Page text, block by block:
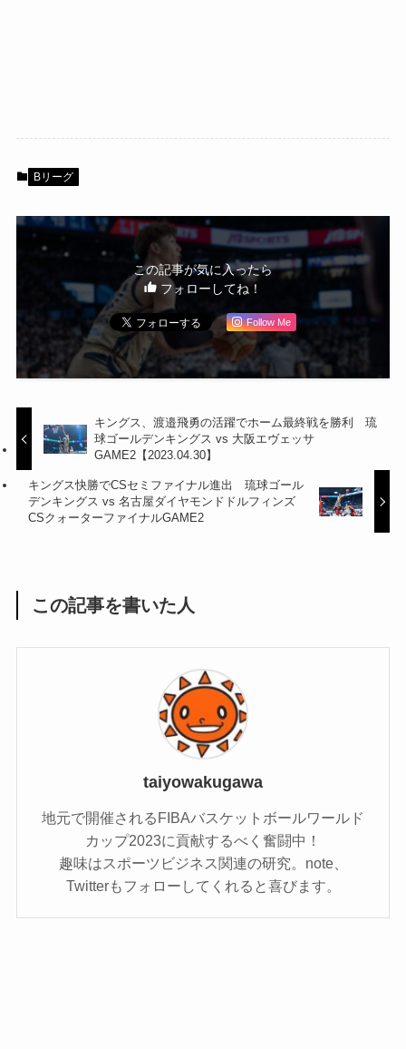
Bリーグ
この記事が気に入ったら
フォローしてね！
Follow Me
キングス、渡邉飛勇の活躍でホーム最終戦を勝利 琉
球ゴールデンキングス vs 大阪エヴェッサ
GAME2【2023.04.30】
キングス快勝でCSセミファイナル進出 琉球ゴール
デンキングス vs 名古屋ダイヤモンドドルフィンズ
CSクォーターファイナルGAME2
この記事を書いた人
taiyowakugawa
地元で開催されるFIBAバスケットボールワールド
カップ2023に貢献するべく奮闘中！
趣味はスポーツビジネス関連の研究。note、
Twitterもフォローしてくれると喜びます。